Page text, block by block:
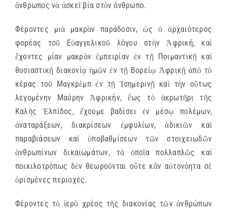
ἄνθρωπος νὰ ἀσκεῖ βία στὸν ἄνθρωπο.
Φέροντες μιὰ μακρὰν παράδοσιν, ὡς ὁ ἀρχαιότερος
φορέας τοῦ Εὐαγγελικοῦ λόγου στὴν Ἀφρική, καὶ
ἔχοντες μίαν μακρὰν ἐμπειρίαν ἐν τῇ Ποιμαντικῇ καὶ
θυσιαστικῇ διακονίᾳ ἡμῶν ἐν τῇ Βορείῳ Ἀφρικῇ ἀπὸ τὸ
κέρας τοῦ Μαγκρὲμπ ἐν τῇ Ἰσημερινῇ καὶ τὴν οὕτως
λεγομένην Μαύρην Ἀφρικήν, ἕως τὸ ἀκρωτῆρι τῆς
Καλῆς Ἐλπίδος, ἔχουμε βαδίσει ἐν μέσῳ πολέμων,
ἀναταράξεων, διακρίσεων ἐμφυλίων, ἀδικιῶν καὶ
παραβιάσεων καὶ ὑποβαθμίσεων τῶν στοιχειωδῶν
ἀνθρωπίνων δικαιωμάτων, τὰ ὁποῖα πολλαπλῶς καὶ
ποικιλοτρόπως δὲν θεωροῦνται οὔτε κἄν αὐτονόητα σὲ
ὁρισμένες περιοχές.
Φέροντες τὸ ἱερὸ χρέος τῆς διακονίας τῶν ἀνθρώπων